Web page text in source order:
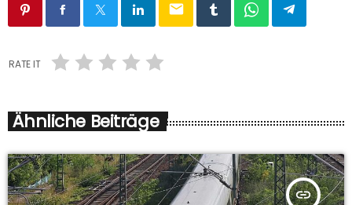
email
RATE IT
Ähnliche Beiträge
insert_link